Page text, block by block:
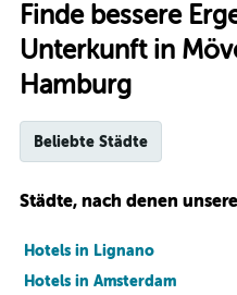
Finde bessere
Unterkunft in
Hamburg
Beliebte Städte
Städte, nach denen
Hotels in Lignano
Hotels in Amsterdam